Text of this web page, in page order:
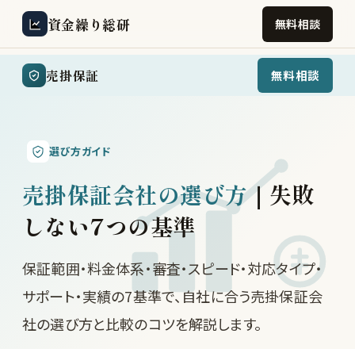
資金繰り総研 無料相談
売掛保証 無料相談
選び方ガイド
売掛保証会社の選び方｜失敗
しない7つの基準
保証範囲・料金体系・審査・スピード・対応タイプ・
サポート・実績の7基準で、自社に合う売掛保証会
社の選び方と比較のコツを解説します。